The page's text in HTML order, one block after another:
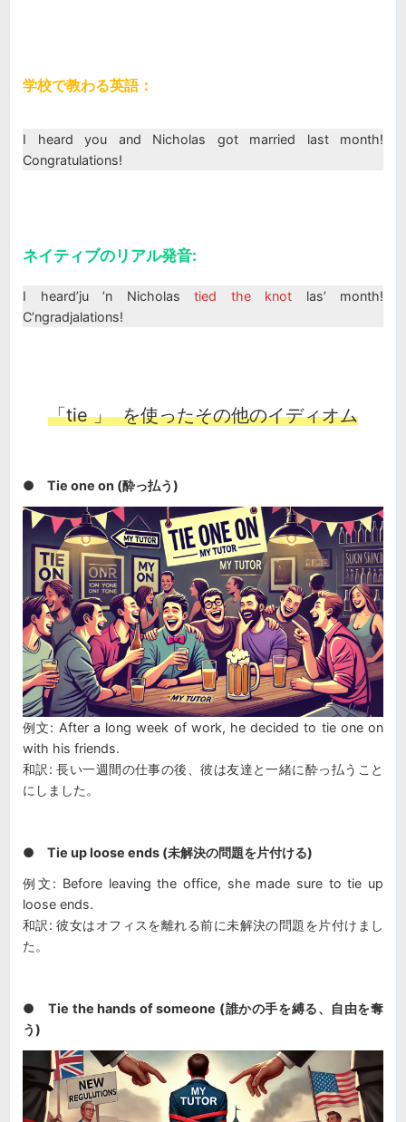
学校で教わる英語：
I heard you and Nicholas got married last month!
Congratulations!
ネイティブのリアル発音:
I heard’ju ’n Nicholas tied the knot las’ month!
C’ngradjalations!
「tie 」 を使ったその他のイディオム
● Tie one on (酔っ払う)
例文: After a long week of work, he decided to tie one on
with his friends.
和訳: 長い一週間の仕事の後、彼は友達と一緒に酔っ払うこと
にしました。
● Tie up loose ends (未解決の問題を片付ける)
例文: Before leaving the office, she made sure to tie up
loose ends.
和訳: 彼女はオフィスを離れる前に未解決の問題を片付けまし
た。
● Tie the hands of someone (誰かの手を縛る、自由を奪
う)